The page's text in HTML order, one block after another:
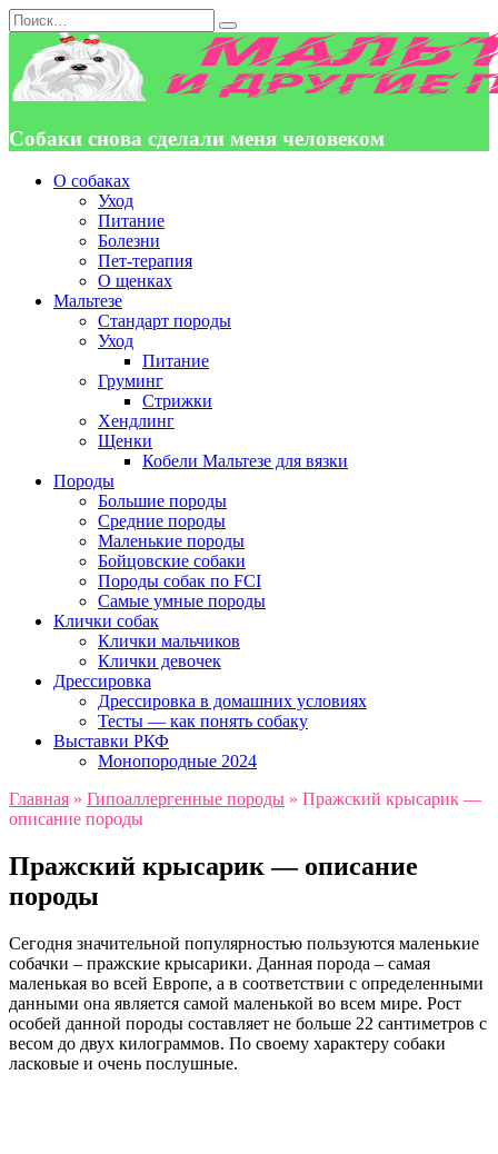
Перейти
к
содержанию
Search
for:
Собаки снова сделали меня человеком
О собаках
Уход
Питание
Болезни
Пет-терапия
О щенках
Мальтезе
Стандарт породы
Уход
Питание
Груминг
Стрижки
Хендлинг
Щенки
Кобели Мальтезе для вязки
Породы
Большие породы
Средние породы
Маленькие породы
Бойцовские собаки
Породы собак по FCI
Самые умные породы
Клички собак
Клички мальчиков
Клички девочек
Дрессировка
Дрессировка в домашних условиях
Тесты — как понять собаку
Выставки РКФ
Монопородные 2024
Главная » Гипоаллергенные породы » Пражский крысарик —
описание породы
Пражский крысарик — описание
породы
Сегодня значительной популярностью пользуются маленькие
собачки – пражские крысарики. Данная порода – самая
маленькая во всей Европе, а в соответствии с определенными
данными она является самой маленькой во всем мире. Рост
особей данной породы составляет не больше 22 сантиметров с
весом до двух килограммов. По своему характеру собаки
ласковые и очень послушные.